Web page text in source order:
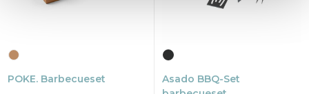
POKE. Barbecueset
Asado BBQ-Set